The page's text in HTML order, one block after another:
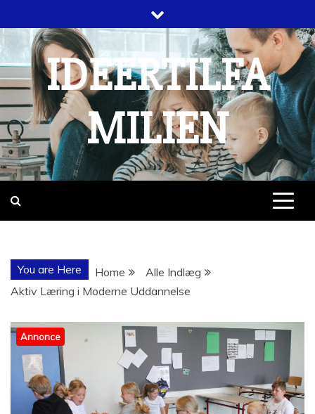
to
content
IDEERTILFA
MILIEN
You are Here Home
Alle Indlæg
Aktiv Læring i Moderne Uddannelse
Annonce